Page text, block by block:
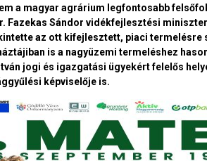
a magyar agrárium legfontosabb
Fazekas Sándor vidékfejlesztési
az ott kifejlesztett, piaci
is a nagyüzemi termeléshez
jogi és igazgatási ügyekért felelős
képviselője is.